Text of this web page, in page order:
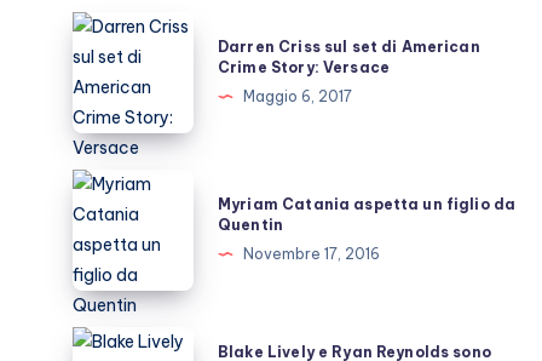
Darren
Criss
sul
set
di
American
Crime
Story:
Versace
Darren Criss sul set di American
Crime Story: Versace
Maggio 6, 2017
Myriam
Catania
aspetta
un
figlio
da
Myriam Catania aspetta un figlio da
Quentin
Novembre 17, 2016
Blake
Blake Lively e Ryan Reynolds sono